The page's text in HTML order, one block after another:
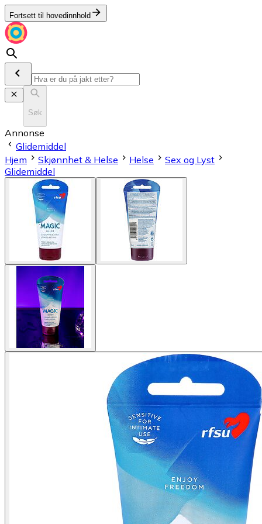
Fortsett til hovedinnhold
Søk
Annonse
Glidemiddel
Hjem
Skjønnhet & Helse Helse
Sex og Lyst
Glidemiddel